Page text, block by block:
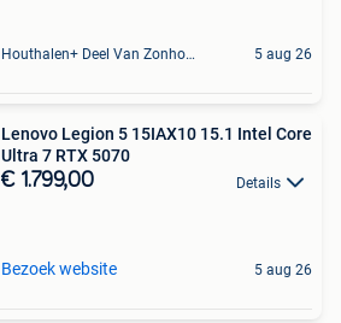
Houthalen+ Deel Van Zonhoven En Zolder 5 aug 26
Lenovo Legion 5 15IAX10 15.1 Intel Core
Ultra 7 RTX 5070
€ 1.799,00 Details
Bezoek website 5 aug 26